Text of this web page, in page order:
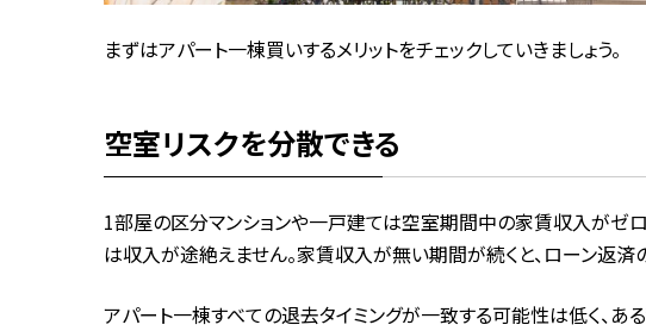
まずはアパート一棟買いするメリットをチェックしていきましょう。
空室リスクを分散できる
1部屋の区分マンションや一戸建ては空室期間中の家賃収入がゼ
は収入が途絶えません。家賃収入が無い期間が続くと、ローン返
アパート一棟すべての退去タイミングが一致する可能性は低く、あ